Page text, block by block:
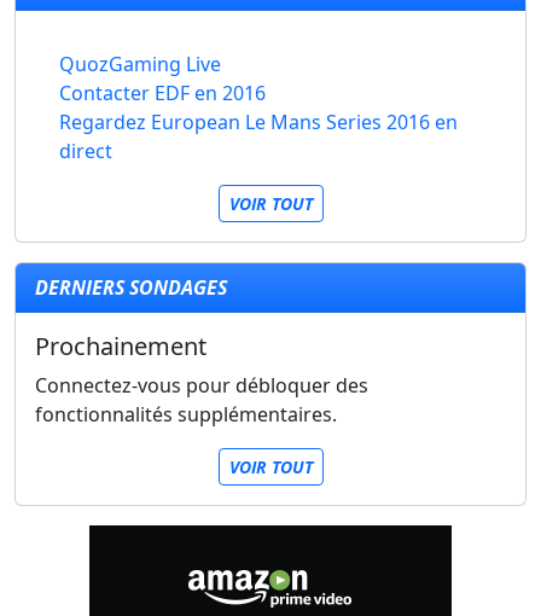
QuozGaming Live
Contacter EDF en 2016
Regardez European Le Mans Series 2016 en
direct
VOIR TOUT
DERNIERS SONDAGES
Prochainement
Connectez-vous pour débloquer des
fonctionnalités supplémentaires.
VOIR TOUT